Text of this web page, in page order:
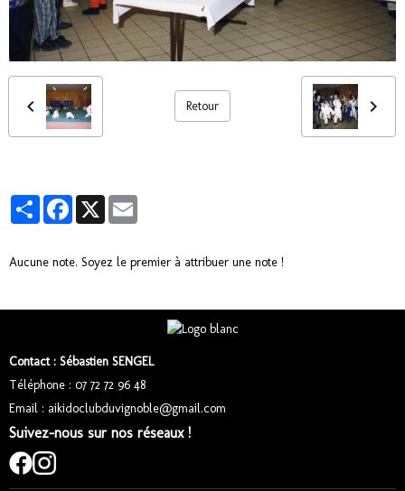
Retour
PartagerFacebook
X
Aucune note. Soyez le premier à attribuer une note !
Contact : Sébastien SENGEL
Téléphone : 07 72 72 96 48
Email : aikidoclubduvignoble@gmail.com
Suivez-nous sur nos réseaux !